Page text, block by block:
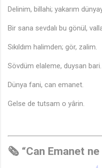
Delinim, billahi; yakarım
Bir sana sevdalı bu gönül,
Sıkıldım halimden; gör, zalim.
Sövdüm elaleme, duysan bari.
Dünya fani, can emanet.
Gelse de tutsam o yârin.
🗞️ “Can Emanet ne